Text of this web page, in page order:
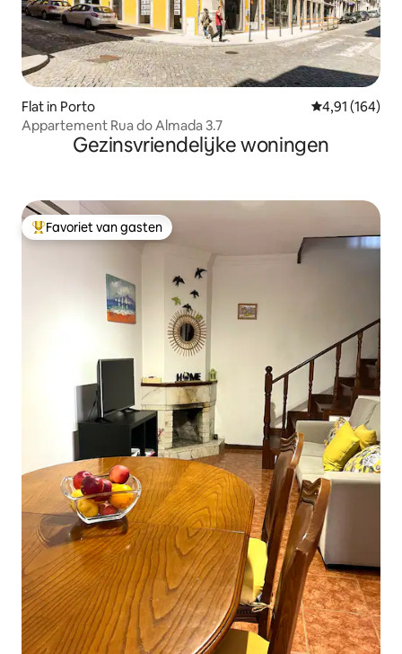
Flat in Porto Gemiddelde
4,91 (164)
Appartement Rua do Almada 3.7
Gezinsvriendelijke woningen
Topfavoriet van gasten
Favoriet van gasten